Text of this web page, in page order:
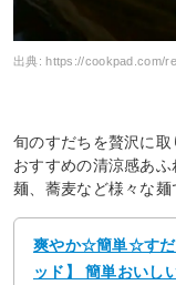
出典:https://cookpad.com/
旬のすだちを贅沢に
おすすめの清涼感あ
麺、蕎麦など様々な麺
爽やか☆簡単☆すだ
ッド】 簡単おいし